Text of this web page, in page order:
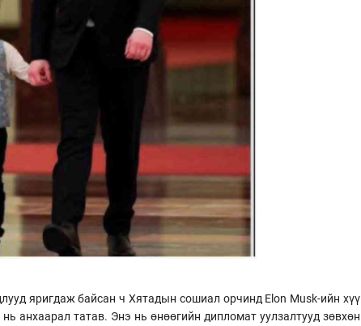
яригдаж байсан ч Хятадын сошиал орчинд Elon Musk-ийн хүү
анхаарал татав. Энэ нь өнөөгийн дипломат уулзалтууд зөвхөн